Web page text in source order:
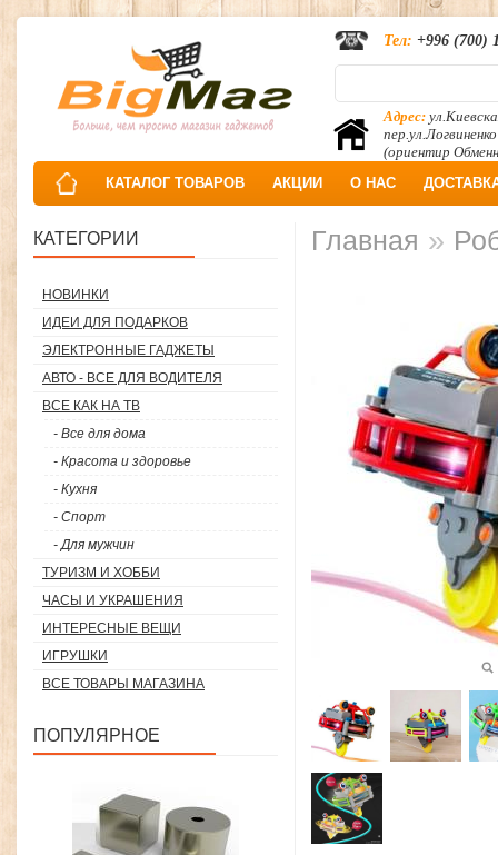
Адрес:
пер.ул.Логвиненко
(ориентир
Тел: +996 (700)
КАТАЛОГ ТОВАРОВ АКЦИИ О НАС
КАТЕГОРИИ
НОВИНКИ
ИДЕИ ДЛЯ ПОДАРКОВ
ЭЛЕКТРОННЫЕ ГАДЖЕТЫ
АВТО - ВСЕ ДЛЯ ВОДИТЕЛЯ
ВСЕ КАК НА ТВ
- Все для дома
- Красота и здоровье
- Кухня
- Спорт
- Для мужчин
ТУРИЗМ И ХОББИ
ЧАСЫ И УКРАШЕНИЯ
ИНТЕРЕСНЫЕ ВЕЩИ
ИГРУШКИ
ВСЕ ТОВАРЫ МАГАЗИНА
ПОПУЛЯРНОЕ
Главная »